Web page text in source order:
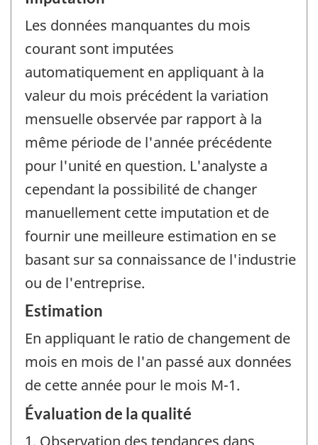
Les données manquantes du mois
courant sont imputées
automatiquement en appliquant à la
valeur du mois précédent la variation
mensuelle observée par rapport à la
même période de l'année précédente
pour l'unité en question. L'analyste a
cependant la possibilité de changer
manuellement cette imputation et de
fournir une meilleure estimation en se
basant sur sa connaissance de l'industrie
ou de l'entreprise.
Estimation
En appliquant le ratio de changement de
mois en mois de l'an passé aux données
de cette année pour le mois M-1.
Évaluation de la qualité
1. Observation des tendances dans